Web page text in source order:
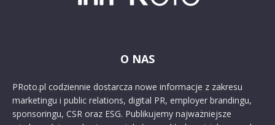
O NAS
PRoto.pl codziennie dostarcza nowe informacje z zakresu
marketingu i public relations, digital PR, employer brandingu,
sponsoringu, CSR oraz ESG. Publikujemy najważniejsze